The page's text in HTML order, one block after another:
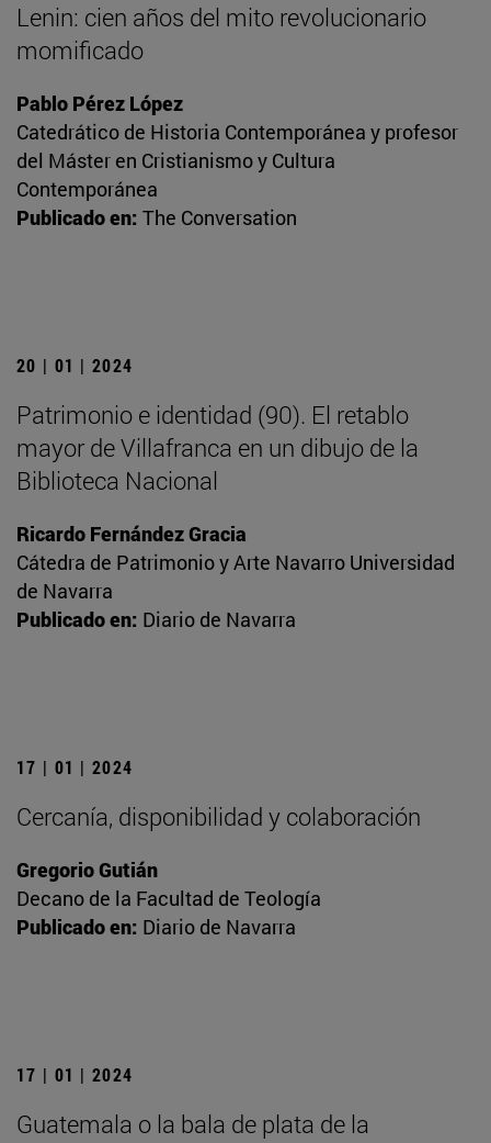
Lenin: cien años del mito revolucionario
momificado
Pablo Pérez López
Catedrático de Historia Contemporánea y profesor
del Máster en Cristianismo y Cultura
Contemporánea
Publicado en: The Conversation
20 | 01 | 2024
Patrimonio e identidad (90). El retablo
mayor de Villafranca en un dibujo de la
Biblioteca Nacional
Ricardo Fernández Gracia
Cátedra de Patrimonio y Arte Navarro Universidad
de Navarra
Publicado en: Diario de Navarra
17 | 01 | 2024
Cercanía, disponibilidad y colaboración
Gregorio Gutián
Decano de la Facultad de Teología
Publicado en: Diario de Navarra
17 | 01 | 2024
Guatemala o la bala de plata de la